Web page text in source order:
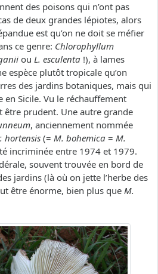
des poisons qui n’ont pas
de deux grandes lépiotes, alors
est qu’on ne doit se méfier
ce genre: Chlorophyllum
ou L. esculenta !), à lames
espèce plutôt tropicale qu’on
des jardins botaniques, mais qui
en Sicile. Vu le réchauffement
être prudent. Une autre grande
, anciennement nommée
hortensis (= M. bohemica = M.
incriminée entre 1974 et 1979.
souvent trouvée en bord de
jardins (là où on jette l’herbe des
être énorme, bien plus que M.